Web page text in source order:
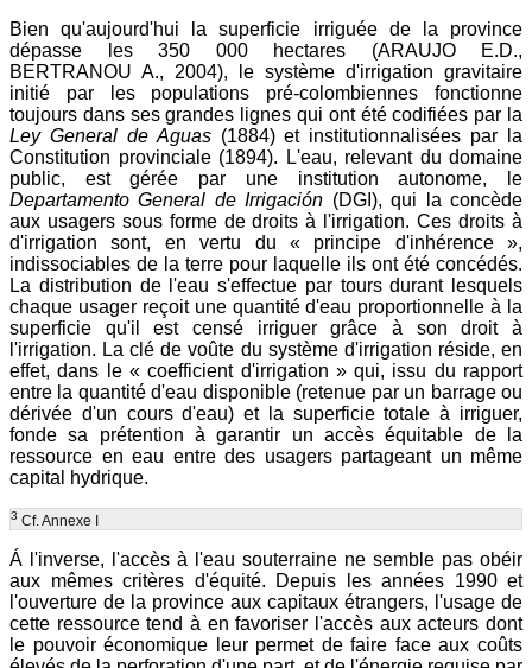
Bien qu'aujourd'hui la superficie irriguée de la province
dépasse les 350 000 hectares (ARAUJO E.D.,
BERTRANOU A., 2004), le système d'irrigation gravitaire
initié par les populations pré-colombiennes fonctionne
toujours dans ses grandes lignes qui ont été codifiées par la
Ley General de Aguas (1884) et institutionnalisées par la
Constitution provinciale (1894). L'eau, relevant du domaine
public, est gérée par une institution autonome, le
Departamento General de Irrigación (DGI), qui la concède
aux usagers sous forme de droits à l'irrigation. Ces droits à
d'irrigation sont, en vertu du « principe d'inhérence »,
indissociables de la terre pour laquelle ils ont été concédés.
La distribution de l'eau s'effectue par tours durant lesquels
chaque usager reçoit une quantité d'eau proportionnelle à la
superficie qu'il est censé irriguer grâce à son droit à
l'irrigation. La clé de voûte du système d'irrigation réside, en
effet, dans le « coefficient d'irrigation » qui, issu du rapport
entre la quantité d'eau disponible (retenue par un barrage ou
dérivée d'un cours d'eau) et la superficie totale à irriguer,
fonde sa prétention à garantir un accès équitable de la
ressource en eau entre des usagers partageant un même
capital hydrique.
3 Cf. Annexe I
Á l'inverse, l'accès à l'eau souterraine ne semble pas obéir
aux mêmes critères d'équité. Depuis les années 1990 et
l'ouverture de la province aux capitaux étrangers, l'usage de
cette ressource tend à en favoriser l'accès aux acteurs dont
le pouvoir économique leur permet de faire face aux coûts